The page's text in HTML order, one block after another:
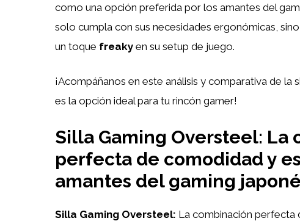
como una opción preferida por los amantes del
solo cumpla con sus necesidades ergonómicas,
un toque freaky en su setup de juego.
¡Acompáñanos en este análisis y comparativa de la
es la opción ideal para tu rincón gamer!
Silla Gaming Oversteel: La
perfecta de comodidad y
amantes del gaming
Silla Gaming Oversteel: La combinación perfecta